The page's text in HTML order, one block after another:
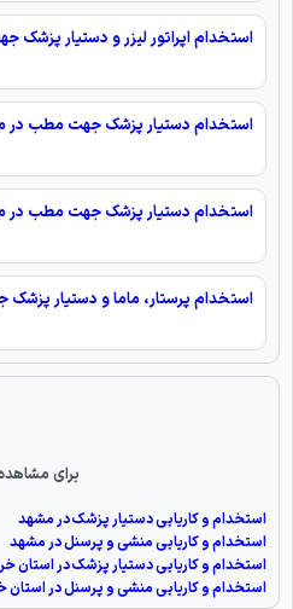
استخدام اپراتور لیزر و دستیار پزشک
استخدام دستیار پزشک جهت مطب در
استخدام دستیار پزشک جهت مطب در
استخدام پرستار، ماما و دستیار
برای
استخدام و کاریابی دستیار پزشک در مشهد
استخدام و کاریابی منشی و پرسنل در مشهد
استخدام و کاریابی دستیار پزشک در استان
استخدام و کاریابی منشی و پرسنل در